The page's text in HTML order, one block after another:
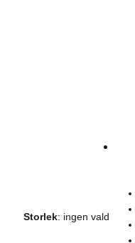
Storlek: ingen vald